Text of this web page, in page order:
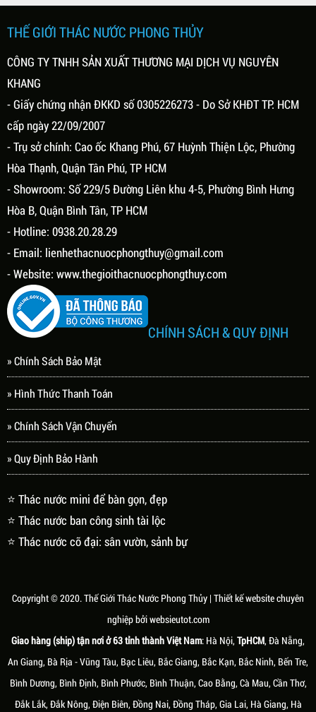
THẾ GIỚI THÁC NƯỚC PHONG THỦY
CÔNG TY TNHH SẢN XUẤT THƯƠNG MẠI DỊCH VỤ NGUYÊN
KHANG
- Giấy chứng nhận ĐKKD số 0305226273 - Do Sở KHĐT TP. HCM
cấp ngày 22/09/2007
- Trụ sở chính: Cao ốc Khang Phú, 67 Huỳnh Thiện Lộc, Phường
Hòa Thạnh, Quận Tân Phú, TP HCM
- Showroom: Số 229/5 Đường Liên khu 4-5, Phường Bình Hưng
Hòa B, Quận Bình Tân, TP HCM
- Hotline: 0938.20.28.29
- Email: lienhethacnuocphongthuy@gmail.com
- Website: www.thegioithacnuocphongthuy.com
CHÍNH SÁCH & QUY ĐỊNH
» Chính Sách Bảo Mật
» Hình Thức Thanh Toán
» Chính Sách Vận Chuyển
» Quy Định Bảo Hành
⭐ Thác nước mini để bàn gọn, đẹp
⭐ Thác nước ban công sinh tài lộc
⭐ Thác nước cỡ đại: sân vườn, sảnh bự
Copyright © 2020.Thế Giới Thác Nước Phong Thủy | Thiết kế website chuyên
nghiệp bởiwebsieutot.com
Giao hàng (ship) tận nơi ở 63 tỉnh thành Việt Nam: Hà Nội, TpHCM, Đà Nẵng,
An Giang, Bà Rịa - Vũng Tàu, Bạc Liêu, Bắc Giang, Bắc Kạn, Bắc Ninh, Bến Tre,
Bình Dương, Bình Định, Bình Phước, Bình Thuận, Cao Bằng, Cà Mau, Cần Thơ,
Đắk Lắk, Đắk Nông, Điện Biên, Đồng Nai, Đồng Tháp, Gia Lai, Hà Giang, Hà